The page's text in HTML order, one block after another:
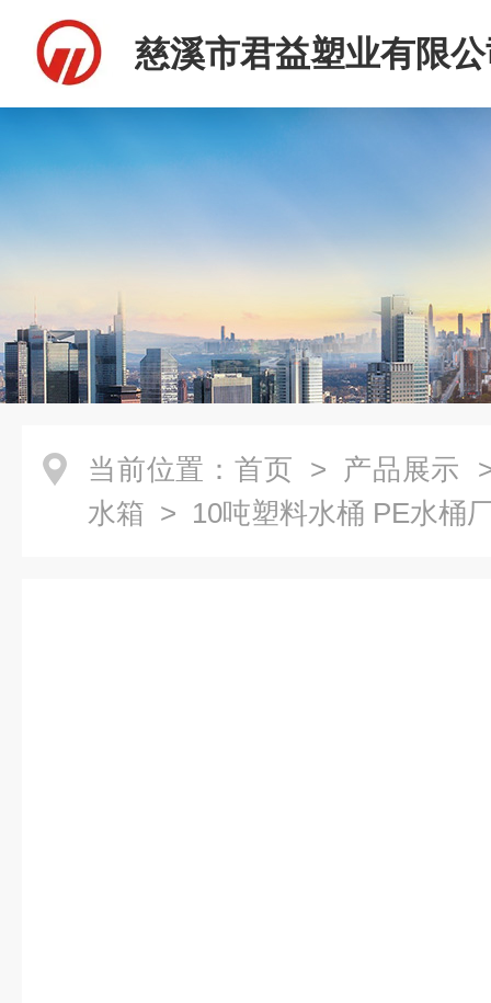
慈溪市君益塑业有限
当前位置： 首页 > 产品展示
水箱 > 10吨塑料水桶 PE水桶